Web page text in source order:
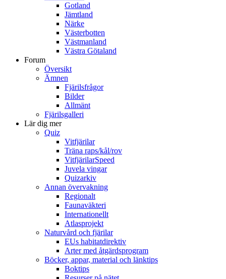
Gotland
Jämtland
Närke
Västerbotten
Västmanland
Västra Götaland
Forum
Översikt
Ämnen
Fjärilsfrågor
Bilder
Allmänt
Fjärilsgalleri
Lär dig mer
Quiz
Vitfjärilar
Träna raps/kål/rov
VitfjärilarSpeed
Juvela vingar
Quizarkiv
Annan övervakning
Regionalt
Faunaväkteri
Internationellt
Atlasprojekt
Naturvård och fjärilar
EUs habitatdirektiv
Arter med åtgärdsprogram
Böcker, appar, material och länktips
Boktips